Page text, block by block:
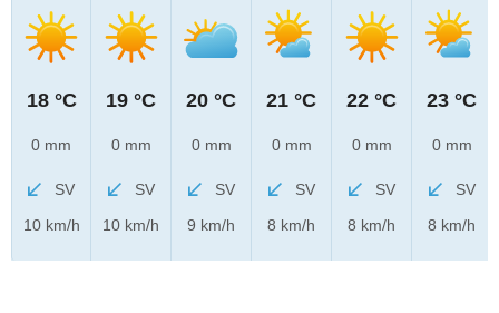
18 °C
0 mm
SV
10 km/h
19 °C
0 mm
SV
10 km/h
20 °C
0 mm
SV
9 km/h
21 °C
0 mm
SV
8 km/h
22 °C
0 mm
SV
8 km/h
23 °C
0 mm
SV
8 km/h